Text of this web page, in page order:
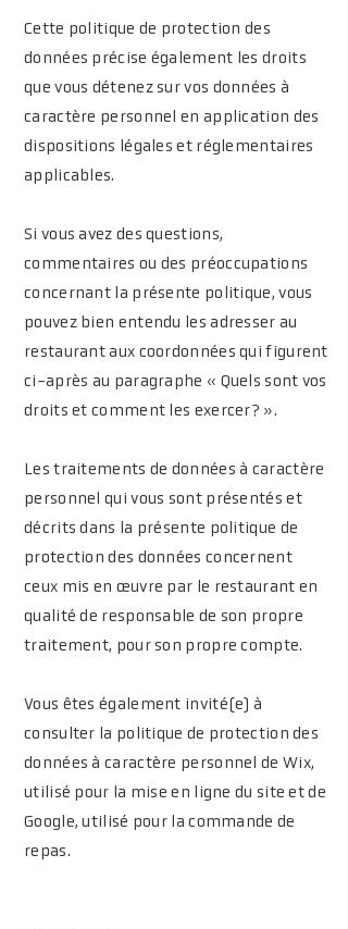
Cette politique de protection des
données précise également les droits
que vous détenez sur vos données à
caractère personnel en application des
dispositions légales et réglementaires
applicables.
Si vous avez des questions,
commentaires ou des préoccupations
concernant la présente politique, vous
pouvez bien entendu les adresser au
restaurant aux coordonnées qui figurent
ci-après au paragraphe « Quels sont vos
droits et comment les exercer? ».
Les traitements de données à caractère
personnel qui vous sont présentés et
décrits dans la présente politique de
protection des données concernent
ceux mis en œuvre par le restaurant en
qualité de responsable de son propre
traitement, pour son propre compte.
Vous êtes également invité(e) à
consulter la politique de protection des
données à caractère personnel de Wix,
utilisé pour la mise en ligne du site et de
Google, utilisé pour la commande de
repas.